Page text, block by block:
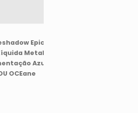
Epic
Metalizada
Azul
OCEane